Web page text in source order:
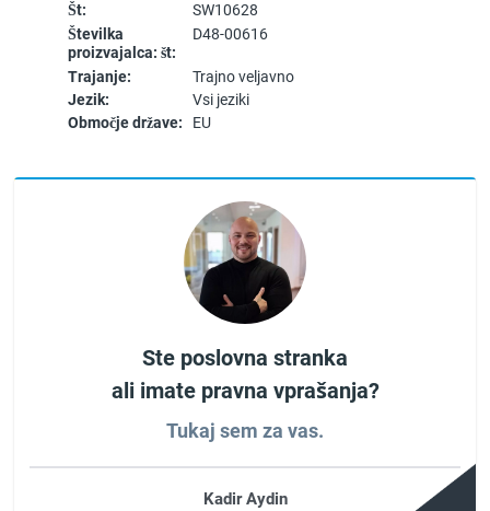
Št:
SW10628
Številka
proizvajalca: št:
D48-00616
Trajanje:
Trajno veljavno
Jezik:
Vsi jeziki
Območje države:
EU
Ste poslovna stranka
ali imate pravna vprašanja?
Tukaj sem za vas.
Kadir Aydin